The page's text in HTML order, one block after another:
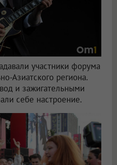
участники форума
Азиатского региона.
и зажигательными
себе настроение.